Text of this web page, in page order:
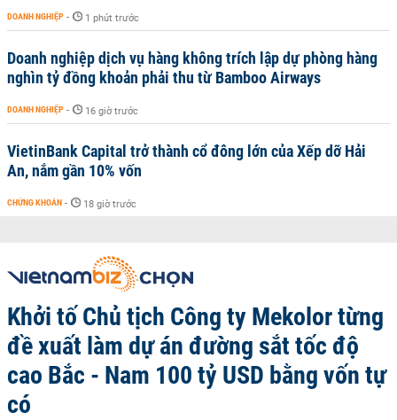
DOANH NGHIỆP - 1 phút trước
Doanh nghiệp dịch vụ hàng không trích lập dự phòng hàng
nghìn tỷ đồng khoản phải thu từ Bamboo Airways
DOANH NGHIỆP - 16 giờ trước
VietinBank Capital trở thành cổ đông lớn của Xếp dỡ Hải
An, nắm gần 10% vốn
CHỨNG KHOÁN - 18 giờ trước
Khởi tố Chủ tịch Công ty Mekolor từng
đề xuất làm dự án đường sắt tốc độ
cao Bắc - Nam 100 tỷ USD bằng vốn tự
có